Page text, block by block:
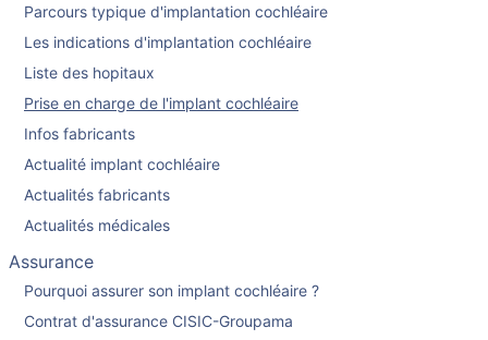
Parcours typique d'implantation cochléaire
Les indications d'implantation cochléaire
Liste des hopitaux
Prise en charge de l'implant cochléaire
Infos fabricants
Actualité implant cochléaire
Actualités fabricants
Actualités médicales
Assurance
Pourquoi assurer son implant cochléaire ?
Contrat d'assurance CISIC-Groupama